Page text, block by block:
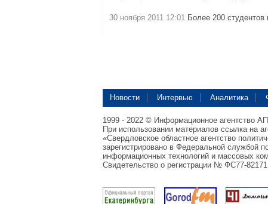
30 ноября 2011 12:01 Более 200 студентов
Новости Интервью Аналитика
1999 - 2022 © Информационное агентство
При использовании материалов ссылка на
«Свердловское областное агентство
зарегистрировано в Федеральной службой
информационных технологий и массовых
Свидетельство о регистрации № ФС77-82171